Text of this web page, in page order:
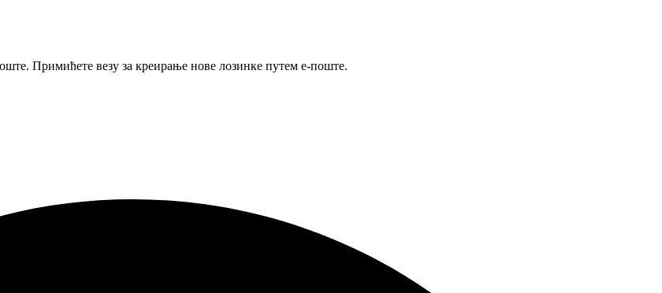
Примићете везу за креирање нове лозинке путем е-поште.